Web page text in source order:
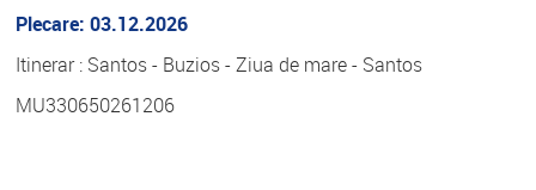
Plecare: 03.12.2026
Itinerar : Santos - Buzios - Ziua de mare - Santos
MU330650261206